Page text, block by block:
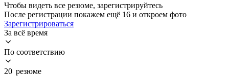
Чтобы видеть все резюме, зарегистрируйтесь
После регистрации покажем ещё 16 и откроем фото
Зарегистрироваться
За всё время
По соответствию
20 резюме